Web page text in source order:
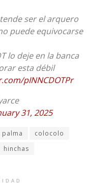
ser el arquero
puede equivocarse
lo deje en la banca
esta débil
pINNCDOTPr
31, 2025
colocolo
hinchas